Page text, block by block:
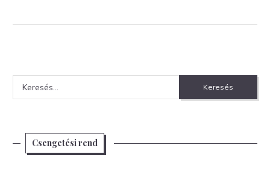
Keresés:
Csengetési rend